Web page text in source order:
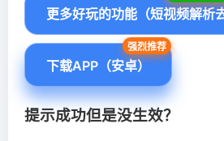
更多好玩的功能（短视频解析
下载APP（安卓）
提示成功但是没生效？